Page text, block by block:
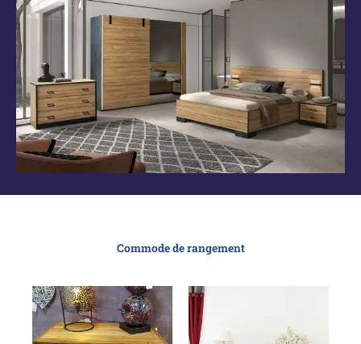
Commode de rangement